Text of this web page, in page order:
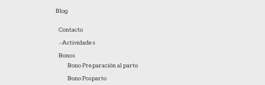
Blog
Contacto
.-Actividades
Bonos
Bono Preparación al parto
Bono Posparto